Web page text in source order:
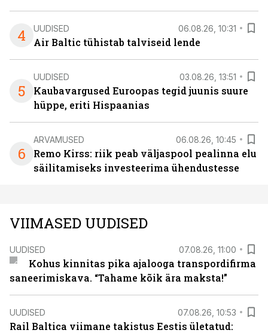
4 UUDISED 06.08.26, 10:31
Air Baltic tühistab talviseid lende
5
UUDISED 03.08.26, 13:51
Kaubavargused Euroopas tegid juunis suure
hüppe, eriti Hispaanias
6
ARVAMUSED 06.08.26, 10:45
Remo Kirss: riik peab väljaspool pealinna elu
säilitamiseks investeerima ühendustesse
VIIMASED UUDISED
UUDISED 07.08.26, 11:00
Kohus kinnitas pika ajalooga transpordifirma
saneerimiskava. “Tahame kõik ära maksta!”
UUDISED 07.08.26, 10:53
Rail Baltica viimane takistus Eestis ületatud: